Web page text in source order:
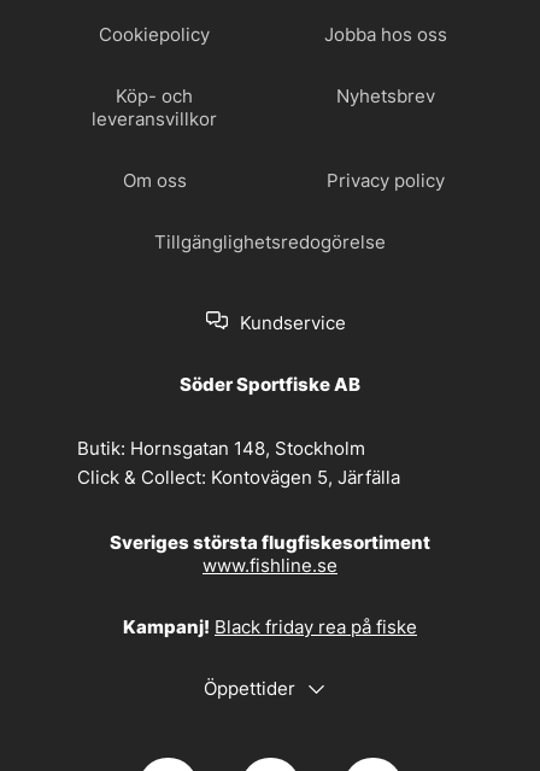
Cookiepolicy Jobba hos oss
Köp- och
leveransvillkor
Nyhetsbrev
Om oss Privacy policy
Tillgänglighetsredogörelse
Kundservice
Söder Sportfiske AB
Butik: Hornsgatan 148, Stockholm
Click & Collect: Kontovägen 5, Järfälla
Sveriges största flugfiskesortiment
www.fishline.se
Kampanj! Black friday rea på fiske
Öppettider